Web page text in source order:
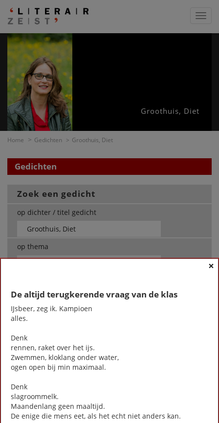
Groothuis, Diet
Home Gedichten Groothuis, Diet
Gedichten
Zoek een gedicht
op dichter / titel gedicht
op thema
Groothuis, Diet
4 mei (stadsgedicht 2)
Advies van Yehailey (9) (Stadsgedicht 35)
Chucky's Gym (Stadsgedicht 25)
De altijd terugkerende vraag van de klas
Deze grond (stadsgedicht 7)
Eenzame stad (stadsgedicht 19)
Groet vandaag (eens een rollator) (stadsgedicht 5)
Hart van Austerlitz (Stadsgedicht 14)
Herinnering aan Hendrik Marsman (stadsgedicht 22)
×
De altijd terugkerende vraag van de klas
IJsbeer, zeg ik. Kampioen
alles.
Denk
rennen, raket over het ijs.
Zwemmen, kloklang onder water,
ogen open bij min maximaal.
Denk
slagroommelk.
Maandenlang geen maaltijd.
De enige die mens eet, als het echt niet anders kan.